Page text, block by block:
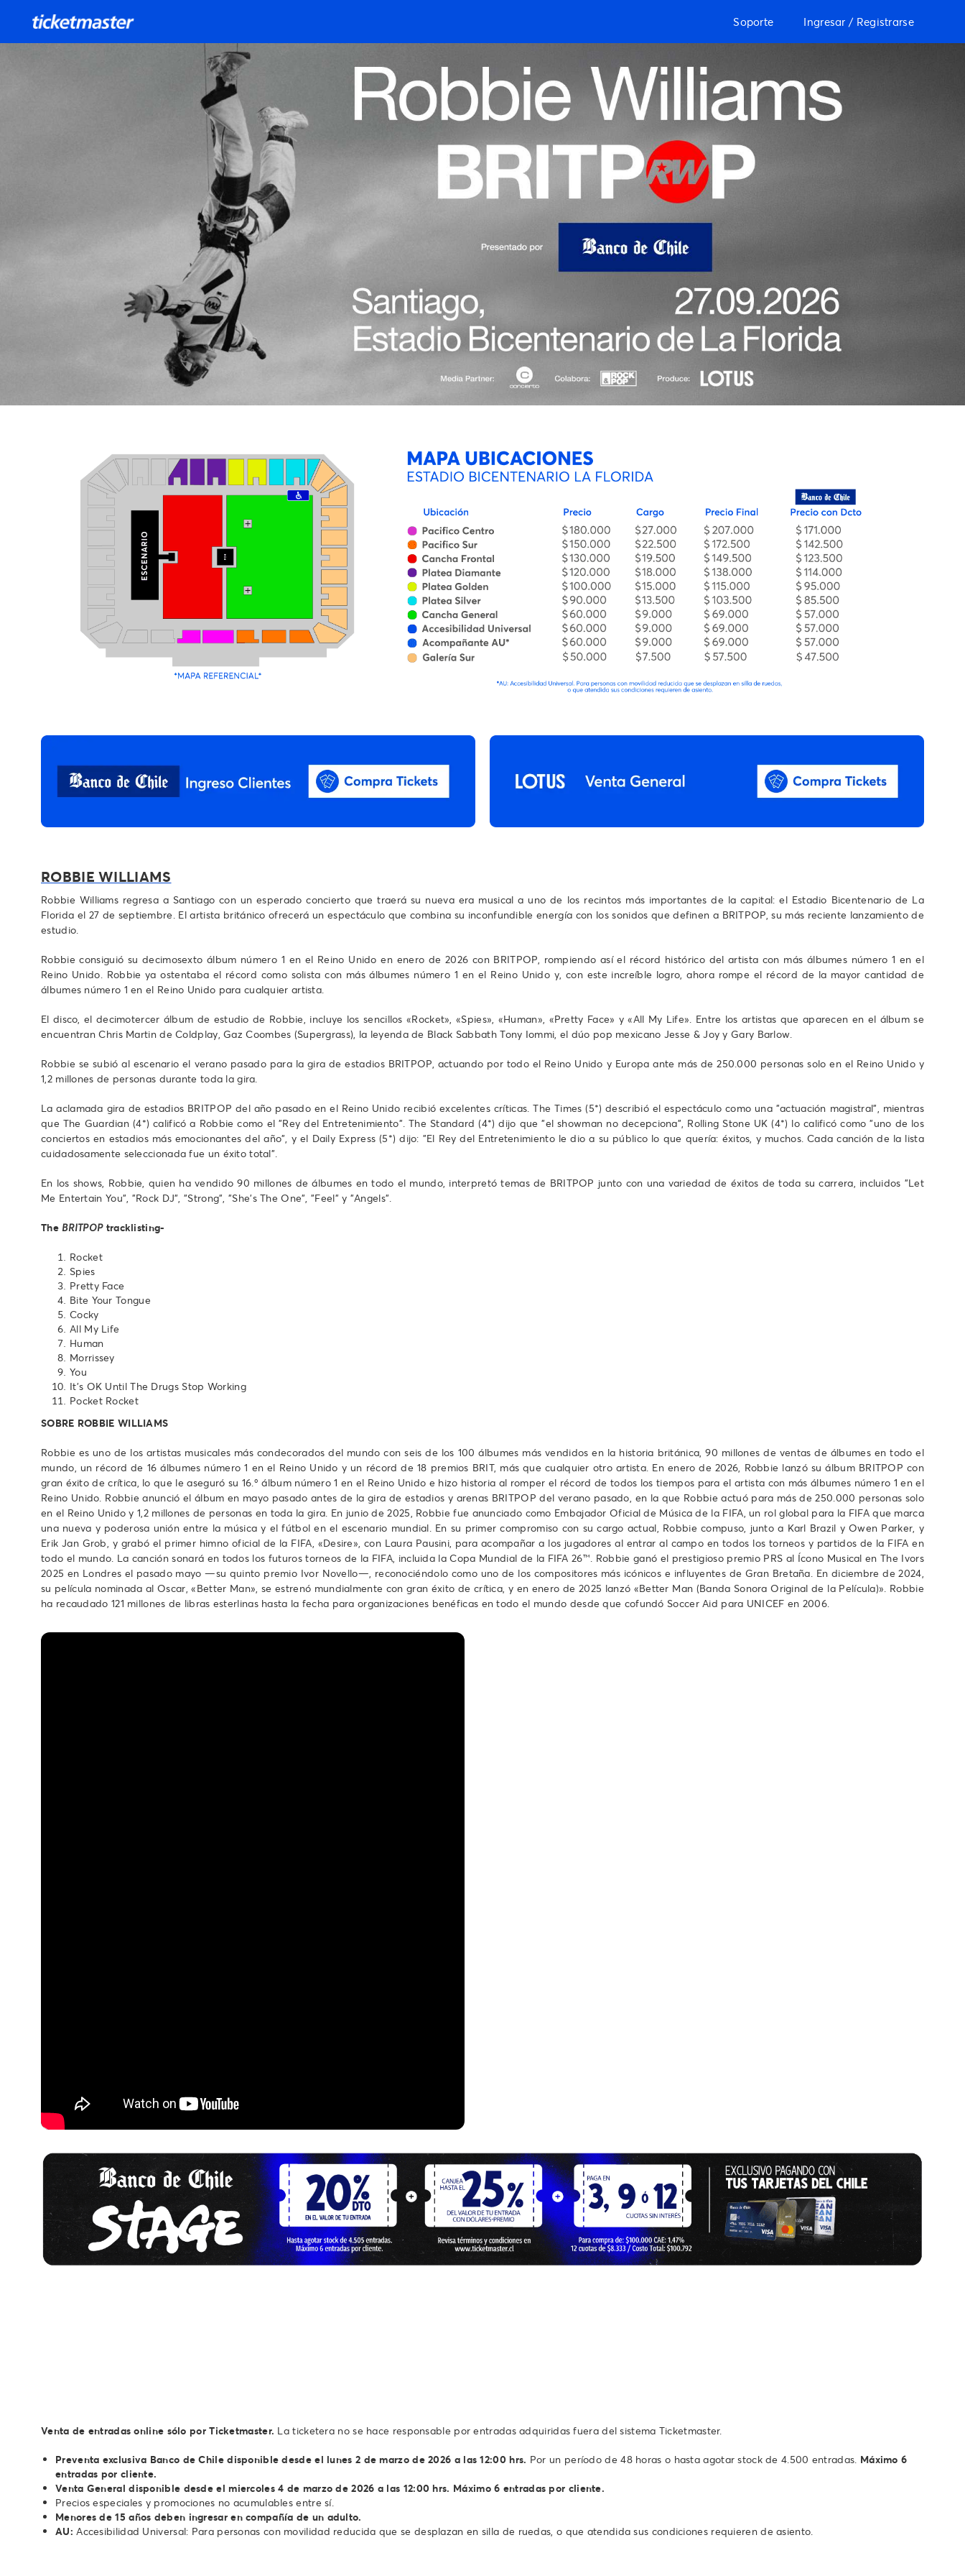
Soporte Ingresar / Registrarse
ROBBIE WILLIAMS
Robbie Williams regresa a Santiago con un esperado concierto que traerá su nueva era musical a uno de los recintos más importantes de la capital: el Estadio Bicentenario de La
Florida el 27 de septiembre. El artista británico ofrecerá un espectáculo que combina su inconfundible energía con los sonidos que definen a BRITPOP, su más reciente lanzamiento de
estudio.
Robbie consiguió su decimosexto álbum número 1 en el Reino Unido en enero de 2026 con BRITPOP, rompiendo así el récord histórico del artista con más álbumes número 1 en el
Reino Unido. Robbie ya ostentaba el récord como solista con más álbumes número 1 en el Reino Unido y, con este increíble logro, ahora rompe el récord de la mayor cantidad de
álbumes número 1 en el Reino Unido para cualquier artista.
El disco, el decimotercer álbum de estudio de Robbie, incluye los sencillos «Rocket», «Spies», «Human», «Pretty Face» y «All My Life». Entre los artistas que aparecen en el álbum se
encuentran Chris Martin de Coldplay, Gaz Coombes (Supergrass), la leyenda de Black Sabbath Tony Iommi, el dúo pop mexicano Jesse & Joy y Gary Barlow.
Robbie se subió al escenario el verano pasado para la gira de estadios BRITPOP, actuando por todo el Reino Unido y Europa ante más de 250.000 personas solo en el Reino Unido y
1,2 millones de personas durante toda la gira.
La aclamada gira de estadios BRITPOP del año pasado en el Reino Unido recibió excelentes críticas. The Times (5*) describió el espectáculo como una "actuación magistral", mientras
que The Guardian (4*) calificó a Robbie como el "Rey del Entretenimiento". The Standard (4*) dijo que "el showman no decepciona", Rolling Stone UK (4*) lo calificó como "uno de los
conciertos en estadios más emocionantes del año", y el Daily Express (5*) dijo: "El Rey del Entretenimiento le dio a su público lo que quería: éxitos, y muchos. Cada canción de la lista
cuidadosamente seleccionada fue un éxito total".
En los shows, Robbie, quien ha vendido 90 millones de álbumes en todo el mundo, interpretó temas de BRITPOP junto con una variedad de éxitos de toda su carrera, incluidos "Let
Me Entertain You", "Rock DJ", "Strong", "She's The One", "Feel" y "Angels".
The BRITPOPtracklisting-
Rocket
Spies
Pretty Face
Bite Your Tongue
Cocky
All My Life
Human
Morrissey
You
It’s OK Until The Drugs Stop Working
Pocket Rocket
SOBRE ROBBIE WILLIAMS
Robbie es uno de los artistas musicales más condecorados del mundo con seis de los 100 álbumes más vendidos en la historia británica, 90 millones de ventas de álbumes en todo el
mundo, un récord de 16 álbumes número 1 en el Reino Unido y un récord de 18 premios BRIT, más que cualquier otro artista. En enero de 2026, Robbie lanzó su álbum BRITPOP con
gran éxito de crítica, lo que le aseguró su 16.º álbum número 1 en el Reino Unido e hizo historia al romper el récord de todos los tiempos para el artista con más álbumes número 1 en el
Reino Unido. Robbie anunció el álbum en mayo pasado antes de la gira de estadios y arenas BRITPOP del verano pasado, en la que Robbie actuó para más de 250.000 personas solo
en el Reino Unido y 1,2 millones de personas en toda la gira. En junio de 2025, Robbie fue anunciado como Embajador Oficial de Música de la FIFA, un rol global para la FIFA que marca
una nueva y poderosa unión entre la música y el fútbol en el escenario mundial. En su primer compromiso con su cargo actual, Robbie compuso, junto a Karl Brazil y Owen Parker, y
Erik Jan Grob, y grabó el primer himno oficial de la FIFA, «Desire», con Laura Pausini, para acompañar a los jugadores al entrar al campo en todos los torneos y partidos de la FIFA en
todo el mundo. La canción sonará en todos los futuros torneos de la FIFA, incluida la Copa Mundial de la FIFA 26™. Robbie ganó el prestigioso premio PRS al Ícono Musical en The Ivors
2025 en Londres el pasado mayo —su quinto premio Ivor Novello—, reconociéndolo como uno de los compositores más icónicos e influyentes de Gran Bretaña. En diciembre de 2024,
su película nominada al Oscar, «Better Man», se estrenó mundialmente con gran éxito de crítica, y en enero de 2025 lanzó «Better Man (Banda Sonora Original de la Película)». Robbie
ha recaudado 121 millones de libras esterlinas hasta la fecha para organizaciones benéficas en todo el mundo desde que cofundó Soccer Aid para UNICEF en 2006.
Venta de entradas online sólo por Ticketmaster. La ticketera no se hace responsable por entradas adquiridas fuera del sistema Ticketmaster.
Preventa exclusiva Banco de Chile disponible desde el lunes 2 de marzo de 2026 a las 12:00 hrs. Por un período de 48 horas o hasta agotar stock de 4.500 entradas. Máximo 6
entradas por cliente.
Venta General disponible desde el miercoles 4 de marzo de 2026 a las 12:00 hrs. Máximo 6 entradas por cliente.
Precios especiales y promociones no acumulables entre sí.
Menores de 15 años deben ingresar en compañía de un adulto.
AU: Accesibilidad Universal: Para personas con movilidad reducida que se desplazan en silla de ruedas, o que atendida sus condiciones requieren de asiento.